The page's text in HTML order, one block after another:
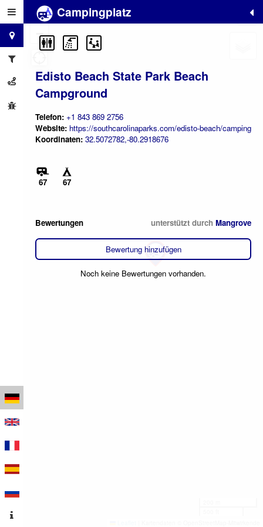
Campingplatz
Edisto Beach State Park Beach
Campground
Telefon: +1 843 869 2756
Website: https://southcarolinaparks.com/edisto-beach/camping
Koordinaten: 32.5072782,-80.2918676
67 67
Bewertungen unterstützt durch Mangrove
Bewertung hinzufügen
Noch keine Bewertungen vorhanden.
+
−